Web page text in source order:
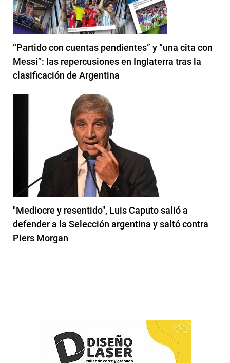
“Partido con cuentas pendientes” y “una cita con
Messi”: las repercusiones en Inglaterra tras la
clasificación de Argentina
"Mediocre y resentido", Luis Caputo salió a
defender a la Selección argentina y saltó contra
Piers Morgan